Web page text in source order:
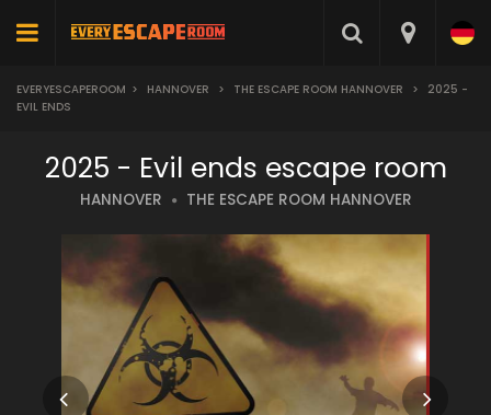
EVERYESCAPEROOM > HANNOVER > THE ESCAPE ROOM HANNOVER >
2025 -
EVIL ENDS
2025 - Evil ends escape room
HANNOVER THE ESCAPE ROOM HANNOVER